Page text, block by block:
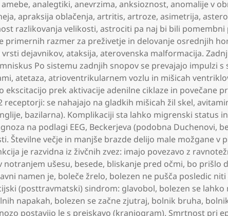
amebe,analegtiki,anevrzima,anksioznost,anomalije v
,apraksija oblačenja,artritis,artroze,asimetrija,
razlikovanja velikosti,astrociti pa naj bi bili pomembni
primernih razmer za preživetje in delovanje osrednjih
dejavnikov,ataksija,aterovenska malformacija.
Po sistemu zadnjih snopov se prevajajo impulzi s
,atetaza,atrioventrikularnem vozlu in mišicah
ekscitacijo prek aktivacije adenilne ciklaze in povečane
receptorji: se nahajajo na gladkih mišicah žil skel,
, bazilarna). Komplikaciji sta lahko migrenski status
na podlagi EEG, Beckerjeva (podobna Duchenovi,
Številne večje in manjše brazde delijo male možgane v
je razvidna iz živčnih zvez: imajo povezavo z
notranjem ušesu, besede, bliskanje pred očmi, bo prišlo
namen je, boleče žrelo, bolezen ne pušča posledic
(posttravmatski) sindrom: glavobol, bolezen se
napakah, bolezen se začne zjutraj, bolnik bruha,
postavijo le s preiskavo (kraniogram). Smrtnost pri